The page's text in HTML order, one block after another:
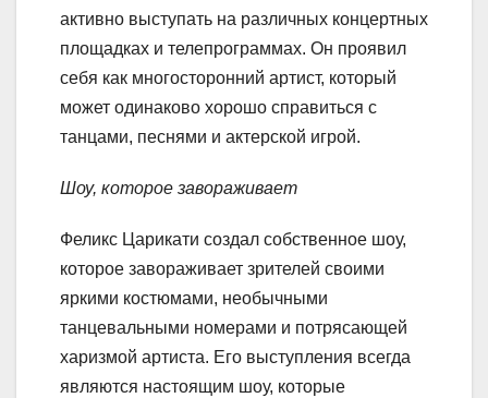
активно выступать на различных концертных
площадках и телепрограммах. Он проявил
себя как многосторонний артист, который
может одинаково хорошо справиться с
танцами, песнями и актерской игрой.
Шоу, которое завораживает
Феликс Царикати создал собственное шоу,
которое завораживает зрителей своими
яркими костюмами, необычными
танцевальными номерами и потрясающей
харизмой артиста. Его выступления всегда
являются настоящим шоу, которые